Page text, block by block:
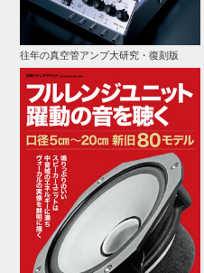
往年の真空管アンプ大研究・復刻版